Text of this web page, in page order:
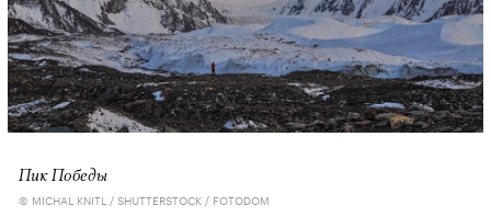
Пик Победы
© MICHAL KNITL / SHUTTERSTOCK / FOTODOM